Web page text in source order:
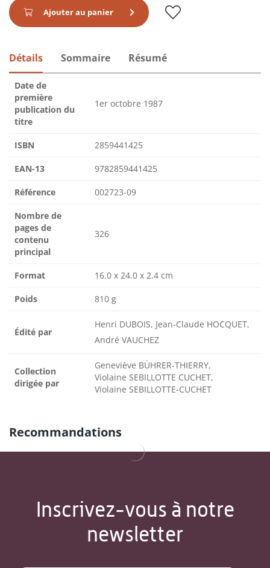
Ajouter au panier
Détails Sommaire Résumé
Date de
première
publication du
titre
1er octobre 1987
ISBN 2859441425
EAN-13 9782859441425
Référence 002723-09
Nombre de
pages de
contenu
principal
326
Format 16.0 x 24.0 x 2.4 cm
Poids 810 g
Édité par
Henri DUBOIS, Jean-Claude HOCQUET,
André VAUCHEZ
Collection
dirigée par
Geneviève BÜHRER-THIERRY,
Violaine SEBILLOTTE CUCHET,
Violaine SEBILLOTTE-CUCHET
Recommandations
Inscrivez-vous à notre
newsletter